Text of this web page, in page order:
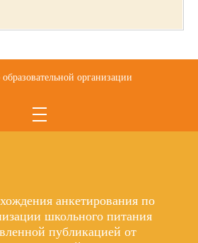
организации
анкетирования по
школьного питания
публикацией от